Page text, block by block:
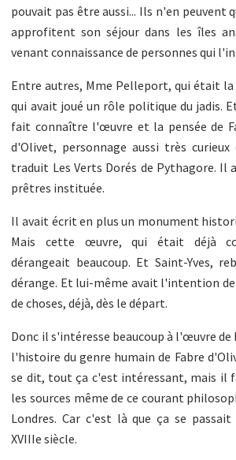
pouvait pas être aussi... Ils n'en peuvent
approfitent son séjour dans les îles
venant connaissance de personnes qui
Entre autres, Mme Pelleport, qui était la
qui avait joué un rôle politique du jadis.
fait connaître l'œuvre et la pensée de
d'Olivet, personnage aussi très
traduit Les Verts Dorés de Pythagore. Il
prêtres instituée.
Il avait écrit en plus un monument
Mais cette œuvre, qui était déjà
dérangeait beaucoup. Et Saint-Yves,
dérange. Et lui-même avait l'intention de
de choses, déjà, dès le départ.
Donc il s'intéresse beaucoup à l'œuvre de
l'histoire du genre humain de Fabre
se dit, tout ça c'est intéressant, mais il
les sources même de ce courant
Londres. Car c'est là que ça se
XVIIIe siècle.